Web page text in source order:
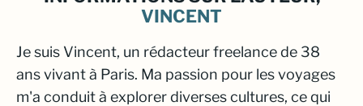
VINCENT
Je suis Vincent, un rédacteur freelance de 38
ans vivant à Paris. Ma passion pour les voyages
m'a conduit à explorer diverses cultures, ce qui